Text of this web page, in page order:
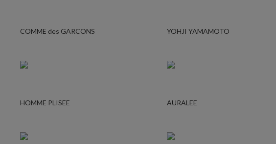
COMME des GARCONS YOHJI YAMAMOTO
HOMME PLISEE AURALEE